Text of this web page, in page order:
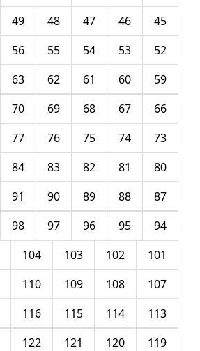
45
46
47
48
49
52
53
54
55
56
59
60
61
62
63
66
67
68
69
70
73
74
75
76
77
80
81
82
83
84
87
88
89
90
91
94
95
96
97
98
101
102
103
104
107
108
109
110
113
114
115
116
119
120
121
122